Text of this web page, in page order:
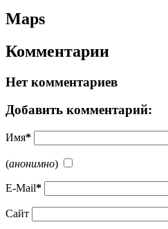
Maps
Комментарии
Нет комментариев
Добавить комментарий:
Имя*
(анонимно)
E-Mail*
Сайт